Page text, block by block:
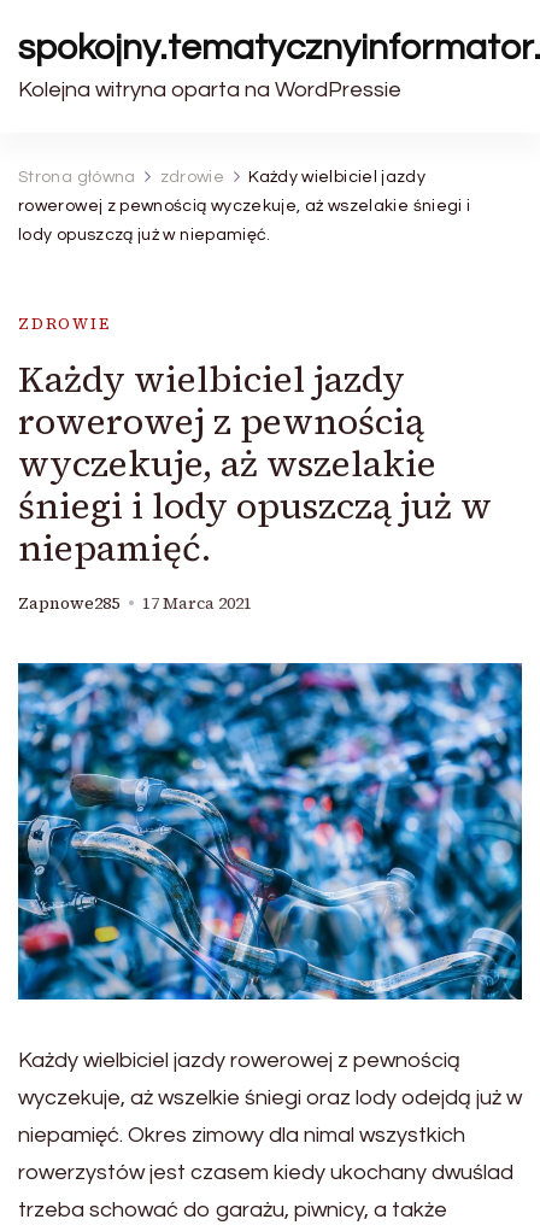
Kolejna witryna oparta na WordPressie
Strona główna zdrowie
Każdy wielbiciel jazdy
rowerowej z pewnością wyczekuje, aż wszelakie śniegi i
lody opuszczą już w niepamięć.
ZDROWIE
Każdy wielbiciel jazdy
rowerowej z pewnością
wyczekuje, aż wszelakie
śniegi i lody opuszczą już w
niepamięć.
Zapnowe285 17 Marca 2021
Każdy wielbiciel jazdy rowerowej z pewnością
wyczekuje, aż wszelkie śniegi oraz lody odejdą już w
niepamięć. Okres zimowy dla nimal wszystkich
rowerzystów jest czasem kiedy ukochany dwuślad
trzeba schować do garażu, piwnicy, a także